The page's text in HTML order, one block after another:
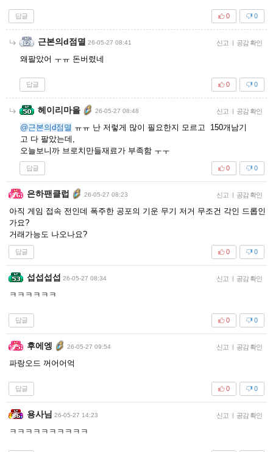
답글 0
0
근본의d점멸 26-05-27 08:41 신고 | 공감 확인
왜팔았어 ㅜㅠ 돈버렸네
답글 0
0
헤이리마을 26-05-27 08:48 신고 | 공감 확인
@근본의d점멸 ㅠㅠ 난 저렇게 많이 필요한지 모르고 150개남기
고 다 팔았는데,
오늘보니까 브로치만들재료가 부족함 ㅜㅜ
답글 0
0
은하팬클럽 26-05-27 08:23 신고 | 공감 확인
아직 게임 접속 전인데 폭주한 공포의 기운 무기 저거 무조건 각인 드롭인
가요?
거래가능도 나오나요?
답글 0
0
섭섭섭섭 26-05-27 08:34 신고 | 공감 확인
ㅋㅋㅋㅋㅋㅋ
답글 0
0
후에엥 26-05-27 09:54 신고 | 공감 확인
파랑오드 꺼어어억
답글 0
0
용사님 26-05-27 14:23 신고 | 공감 확인
ㅋㅋㅋㅋㅋㅋㅋㅋㅋㅋ